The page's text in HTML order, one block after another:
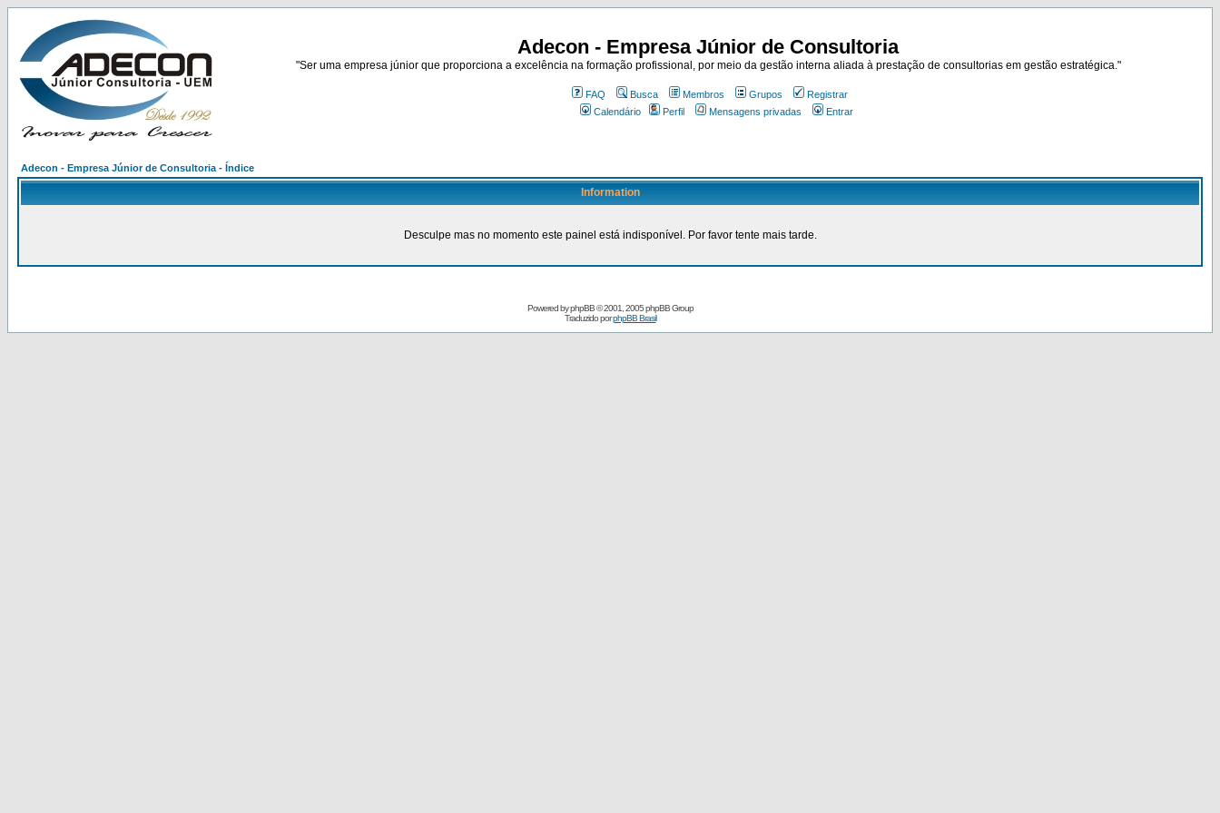
Adecon - Empresa Júnior de Consultoria
"Ser uma empresa júnior que proporciona a excelência na formação profissional, por meio da gestão interna aliada à prestação de consultorias em gestão estratégica."
FAQ Busca Membros Grupos
Registrar
Calendário
Perfil Mensagens privadas Entrar
Adecon - Empresa Júnior de Consultoria - Índice
Information
Desculpe mas no momento este painel está indisponível. Por favor tente mais tarde.
Powered byphpBB© 2001, 2005 phpBB Group
Traduzido porphpBB Brasil